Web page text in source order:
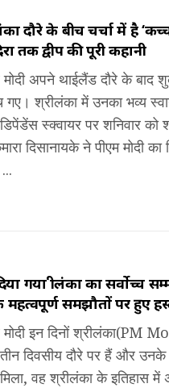
दौरे के बीच चर्चा में है
तक द्वीप की पूरी कहानी
मोदी अपने थाईलैंड दौरे के बाद
श्रीलंका में उनका भव्य
स्क्वायर पर शनिवार को
दिसानायके ने पीएम मोदी का
गया श्रीलंका का सर्वोच्च
महत्वपूर्ण समझौतों पर हुए
मोदी इन दिनों श्रीलंका(PM
दिवसीय दौरे पर हैं और उनके
वह श्रीलंका के इतिहास में